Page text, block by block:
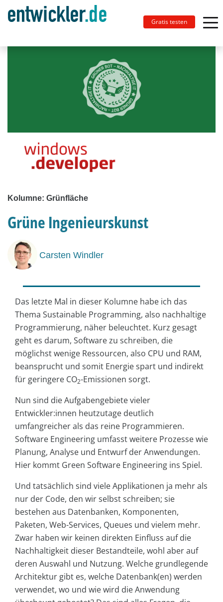
Gratis testen
Kolumne: Grünfläche
Grüne Ingenieurskunst
Carsten Windler
Das letzte Mal in dieser Kolumne habe ich das
Thema Sustainable Programming, also nachhaltige
Programmierung, näher beleuchtet. Kurz gesagt
geht es darum, Software zu schreiben, die
möglichst wenige Ressourcen, also CPU und RAM,
beansprucht und somit Energie spart und indirekt
für geringere CO2-Emissionen sorgt.
Nun sind die Aufgabengebiete vieler
Entwickler:innen heutzutage deutlich
umfangreicher als das reine Programmieren.
Software Engineering umfasst weitere Prozesse wie
Planung, Analyse und Entwurf der Anwendungen.
Hier kommt Green Software Engineering ins Spiel.
Und tatsächlich sind viele Applikationen ja mehr als
nur der Code, den wir selbst schreiben; sie
bestehen aus Datenbanken, Komponenten,
Paketen, Web-Services, Queues und vielem mehr.
Zwar haben wir keinen direkten Einfluss auf die
Nachhaltigkeit dieser Bestandteile, wohl aber auf
deren Auswahl und Nutzung. Welche grundlegende
Architektur gibt es, welche Datenbank(en) werden
verwendet, wo und wie wird die Anwendung